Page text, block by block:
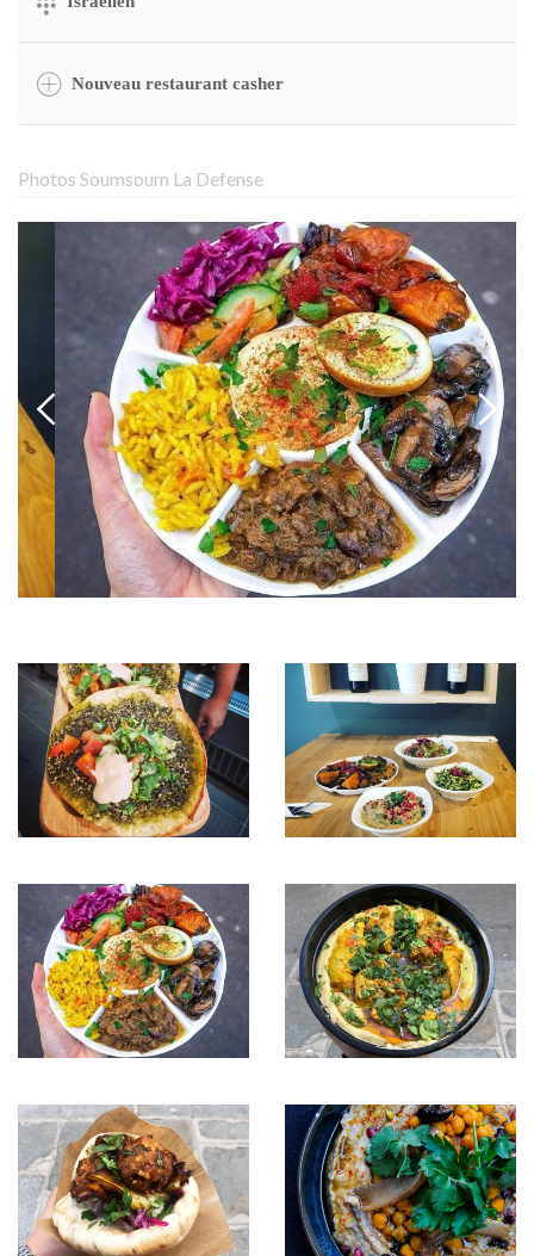
Nouveau restaurant casher
Photos Soumsoum La Defense